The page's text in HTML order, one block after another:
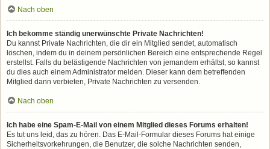
Nach oben
Ich bekomme ständig unerwünschte Private Nachrichten!
Du kannst Private Nachrichten, die dir ein Mitglied sendet, automatisch
löschen, indem du in deinem persönlichen Bereich eine entsprechende Regel
erstellst. Falls du belästigende Nachrichten von jemandem erhältst, so kannst
du dies auch einem Administrator melden. Dieser kann dem betreffenden
Mitglied dann verbieten, Private Nachrichten zu versenden.
Nach oben
Ich habe eine Spam-E-Mail von einem Mitglied dieses Forums erhalten!
Es tut uns leid, das zu hören. Das E-Mail-Formular dieses Forums hat einige
Sicherheitsvorkehrungen, die Benutzer, die solche Nachrichten senden,